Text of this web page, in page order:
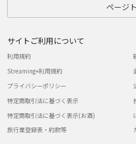
ページ
サイトご利用について
利用規約
Streaming+利用規約
プライバシーポリシー
特定商取引法に基づく表示
特定商取引法に基づく表示(お酒)
旅行業登録表・約款等